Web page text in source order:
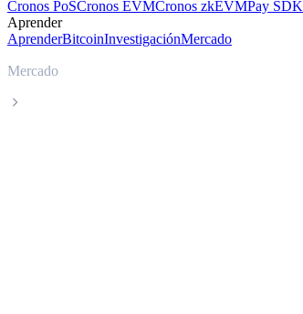
Cronos PoSCronos EVMCronos zkEVMPay SDK
Aprender
AprenderBitcoinInvestigaciónMercado
Mercado